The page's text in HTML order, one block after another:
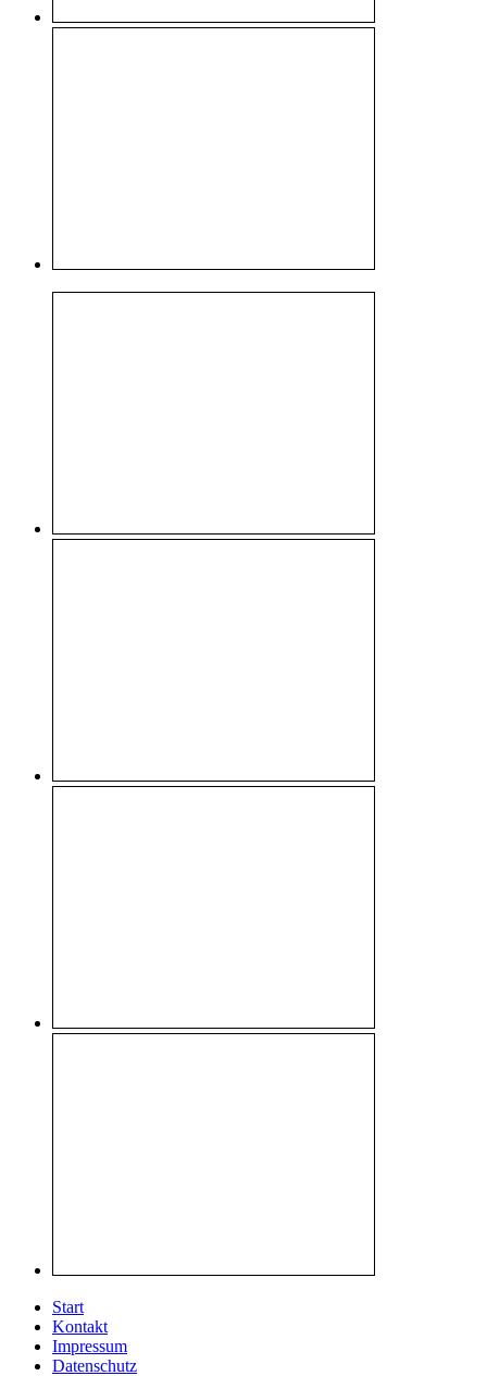
Start
Kontakt
Impressum
Datenschutz